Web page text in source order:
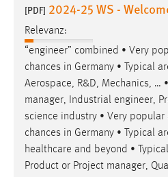
[PDF] 2024-25 WS -
Relevanz:
“engineer” combined • Very
chances in Germany • Typical
Aerospace, R&D, Mechanics, …
manager, Industrial engineer,
science industry • Very
chances in Germany • Typical
healthcare and beyond • Typical
Product or Project manager,
EXTERNE MEDIEN
Um Inhalte von
Plattformen anzeigen zu
externen Medien Cookies
YouTube
Vimeo